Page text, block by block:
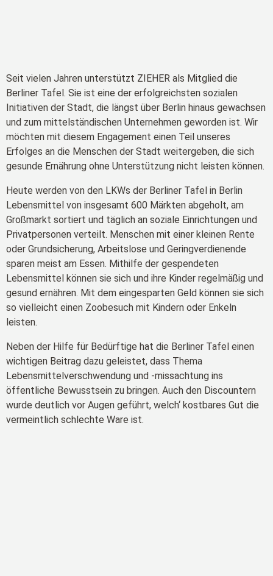
Seit vielen Jahren unterstützt ZIEHER als Mitglied die
Berliner Tafel. Sie ist eine der erfolgreichsten sozialen
Initiativen der Stadt, die längst über Berlin hinaus gewachsen
und zum mittelständischen Unternehmen geworden ist. Wir
möchten mit diesem Engagement einen Teil unseres
Erfolges an die Menschen der Stadt weitergeben, die sich
gesunde Ernährung ohne Unterstützung nicht leisten können.
Heute werden von den LKWs der Berliner Tafel in Berlin
Lebensmittel von insgesamt 600 Märkten abgeholt, am
Großmarkt sortiert und täglich an soziale Einrichtungen und
Privatpersonen verteilt. Menschen mit einer kleinen Rente
oder Grundsicherung, Arbeitslose und Geringverdienende
sparen meist am Essen. Mithilfe der gespendeten
Lebensmittel können sie sich und ihre Kinder regelmäßig und
gesund ernähren. Mit dem eingesparten Geld können sie sich
so vielleicht einen Zoobesuch mit Kindern oder Enkeln
leisten.
Neben der Hilfe für Bedürftige hat die Berliner Tafel einen
wichtigen Beitrag dazu geleistet, dass Thema
Lebensmittelverschwendung und -missachtung ins
öffentliche Bewusstsein zu bringen. Auch den Discountern
wurde deutlich vor Augen geführt, welch‘ kostbares Gut die
vermeintlich schlechte Ware ist.